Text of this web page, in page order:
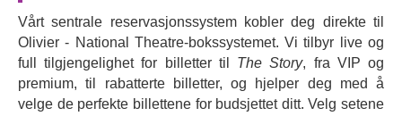
Vårt sentrale reservasjonssystem kobler deg direkte til
Olivier - National Theatre-bokssystemet. Vi tilbyr live og
full tilgjengelighet for billetter til The Story, fra VIP og
premium, til rabatterte billetter, og hjelper deg med å
velge de perfekte billettene for budsjettet ditt. Velg setene